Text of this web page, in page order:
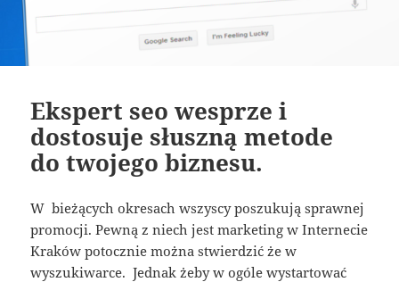
Ekspert seo wesprze i
dostosuje słuszną metode
do twojego biznesu.
W bieżących okresach wszyscy poszukują sprawnej
promocji. Pewną z niech jest marketing w Internecie
Kraków potocznie można stwierdzić że w
wyszukiwarce. Jednak żeby w ogóle wystartować